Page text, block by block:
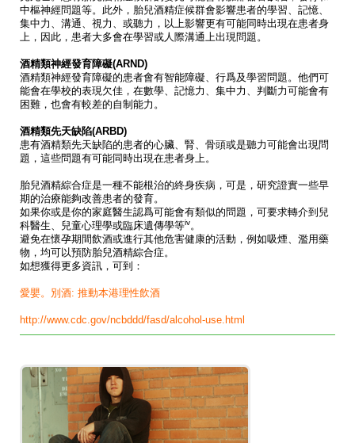
中樞神經問題等。此外，胎兒酒精症候群會影響患者的學習、記憶、
集中力、溝通、視力、或聽力，以上影響更有可能同時出現在患者身
上，因此，患者大多會在學習或人際溝通上出現問題。
酒精類神經發育障礙(ARND)
酒精類神經發育障礙的患者會有智能障礙、行爲及學習問題。他們可
能會在學校的表現欠佳，在數學、記憶力、集中力、判斷力可能會有
困難，也會有較差的自制能力。
酒精類先天缺陷(ARBD)
患有酒精類先天缺陷的患者的心臟、腎、骨頭或是聽力可能會出現問
題，這些問題有可能同時出現在患者身上。
胎兒酒精綜合症是一種不能根治的終身疾病，可是，研究證實一些早
期的治療能夠改善患者的發育。
如果你或是你的家庭醫生認爲可能會有類似的問題，可要求轉介到兒
科醫生、兒童心理學或臨床遺傳學等iv。
避免在懷孕期間飲酒或進行其他危害健康的活動，例如吸煙、濫用藥
物，均可以預防胎兒酒精綜合症。
如想獲得更多資訊，可到：
愛嬰。別酒: 推動本港理性飲酒
http://www.cdc.gov/ncbddd/fasd/alcohol-use.html